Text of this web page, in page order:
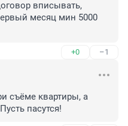
вписывать,
месяц мин 5000
+0 –1
съёме квартиры, а
пасутся!